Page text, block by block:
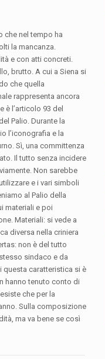
che nel tempo ha
la mancanza.
e con atti concreti.
brutto. A cui a Siena si
che quella
rappresenta ancora
l’articolo 93 del
Palio. Durante la
l’iconografia e la
Sì, una committenza
Il tutto senza incidere
Non sarebbe
e i vari simboli
al Palio della
materiali e poi
Materiali: si vede a
diversa nella criniera
non è del tutto
sindaco e da
questa caratteristica si è
hanno tenuto conto di
che per la
Sulla composizione
ma va bene se così